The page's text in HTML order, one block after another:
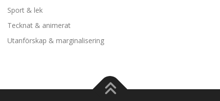
Sport & lek
Tecknat & animerat
Utanförskap & marginalisering